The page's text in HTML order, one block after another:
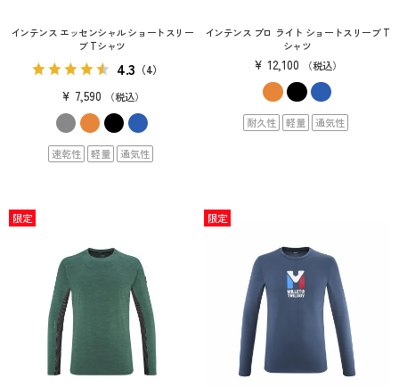
インテンス エッセンシャル ショートスリー
ブ Tシャツ
4.3 （4）
¥ 7,590 税込
速乾性 軽量 通気性
インテンス プロ ライト ショートスリーブ T
シャツ
¥ 12,100 税込
耐久性 軽量 通気性
限定 限定